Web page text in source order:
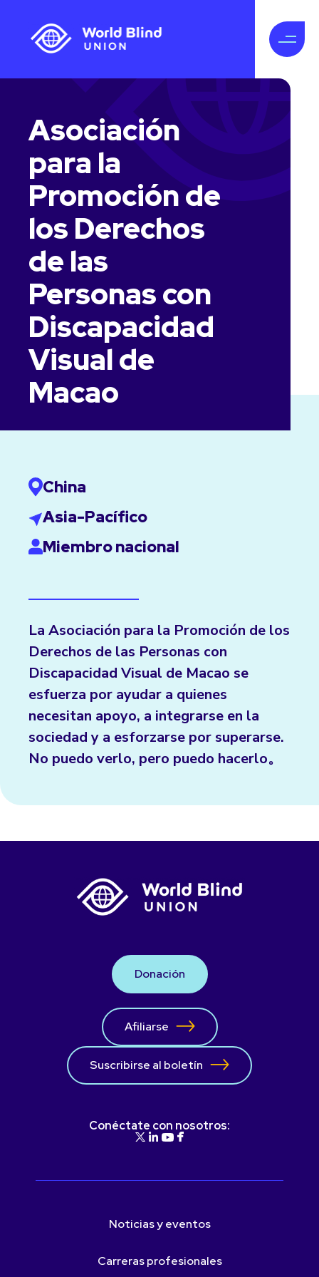
Asociación
para la
Promoción de
los Derechos
de las
Personas con
Discapacidad
Visual de
Macao
China
Asia-Pacífico
Miembro nacional
La Asociación para la Promoción de los
Derechos de las Personas con
Discapacidad Visual de Macao se
esfuerza por ayudar a quienes
necesitan apoyo, a integrarse en la
sociedad y a esforzarse por superarse.
No puedo verlo, pero puedo hacerlo。
Donación
Afiliarse
Suscribirse al boletín
Conéctate con nosotros:
Noticias y eventos
Carreras profesionales